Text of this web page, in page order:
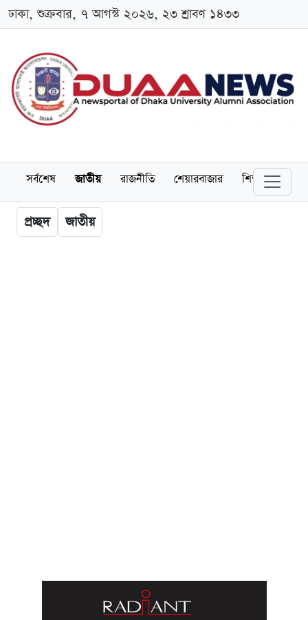
ঢাকা, শুক্রবার, ৭ আগস্ট ২০২৬, ২৩ শ্রাবণ ১৪৩৩
সর্বশেষ জাতীয় রাজনীতি শেয়ারবাজার শিক্ষা
প্রচ্ছদ জাতীয়